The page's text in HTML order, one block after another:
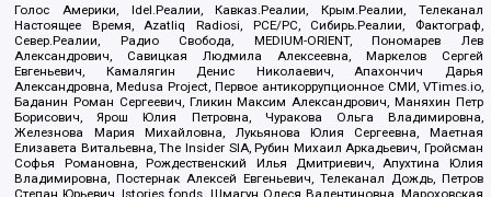
Голос Америки, Idel.Реалии, Кавказ.Реалии, Крым.Реалии, Телеканал
Настоящее Время, Azatliq Radiosi, PCE/PC, Сибирь.Реалии, Фактограф,
Север.Реалии, Радио Свобода, MEDIUM-ORIENT, Пономарев Лев
Александрович, Савицкая Людмила Алексеевна, Маркелов Сергей
Евгеньевич, Камалягин Денис Николаевич, Апахончич Дарья
Александровна, Medusa Project, Первое антикоррупционное СМИ, VTimes.io,
Баданин Роман Сергеевич, Гликин Максим Александрович, Маняхин Петр
Борисович, Ярош Юлия Петровна, Чуракова Ольга Владимировна,
Железнова Мария Михайловна, Лукьянова Юлия Сергеевна, Маетная
Елизавета Витальевна, The Insider SIA, Рубин Михаил Аркадьевич, Гройсман
Софья Романовна, Рождественский Илья Дмитриевич, Апухтина Юлия
Владимировна, Постернак Алексей Евгеньевич, Телеканал Дождь, Петров
Степан Юрьевич, Istories fonds, Шмагун Олеся Валентиновна, Мароховская